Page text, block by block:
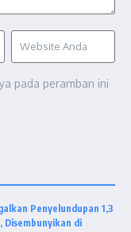
pada peramban ini
Penyelundupan 1,3
Disembunyikan di